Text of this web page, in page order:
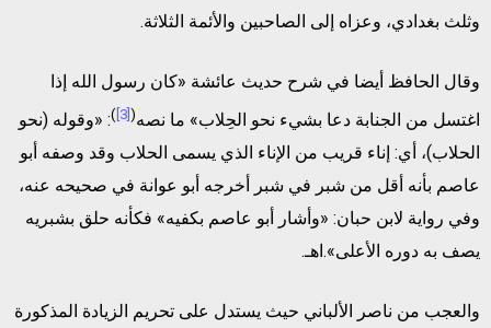
وثلث بغدادي، وعزاه إلى الصاحبين والأئمة الثلاثة.
وقال الحافظ أيضا في شرح حديث عائشة «كان رسول الله إذا
اغتسل من الجنابة دعا بشيء نحو الحِلاب» ما نصه(
[3]
): «وقوله (نحو
الحلاب)، أي: إناء قريب من الإناء الذي يسمى الحلاب وقد وصفه أبو
عاصم بأنه أقل من شبر في شبر أخرجه أبو عوانة في صحيحه عنه،
وفي رواية لابن حبان: «وأشار أبو عاصم بكفيه» فكأنه حلق بشبريه
يصف به دوره الأعلى».اهـ.
والعجب من ناصر الألباني حيث يستدل على تحريم الزيادة المذكورة